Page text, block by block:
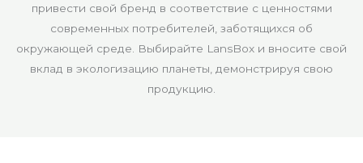
привести свой бренд в соответствие с ценностями
современных потребителей, заботящихся об
окружающей среде. Выбирайте LansBox и вносите свой
вклад в экологизацию планеты, демонстрируя свою
продукцию.